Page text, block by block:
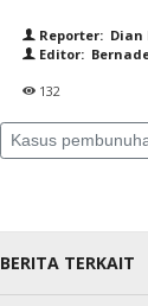
Reporter: Dian
Editor:
132
Kasus
BERITA TERKAIT